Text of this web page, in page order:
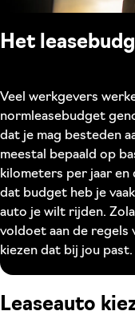
Het
Veel werkgevers
normleasebudget
dat je mag besteden
meestal bepaald op
kilometers per jaar
dat budget heb je
auto je wilt rijden.
voldoet aan de regels
kiezen dat bij jou past.
Leaseauto